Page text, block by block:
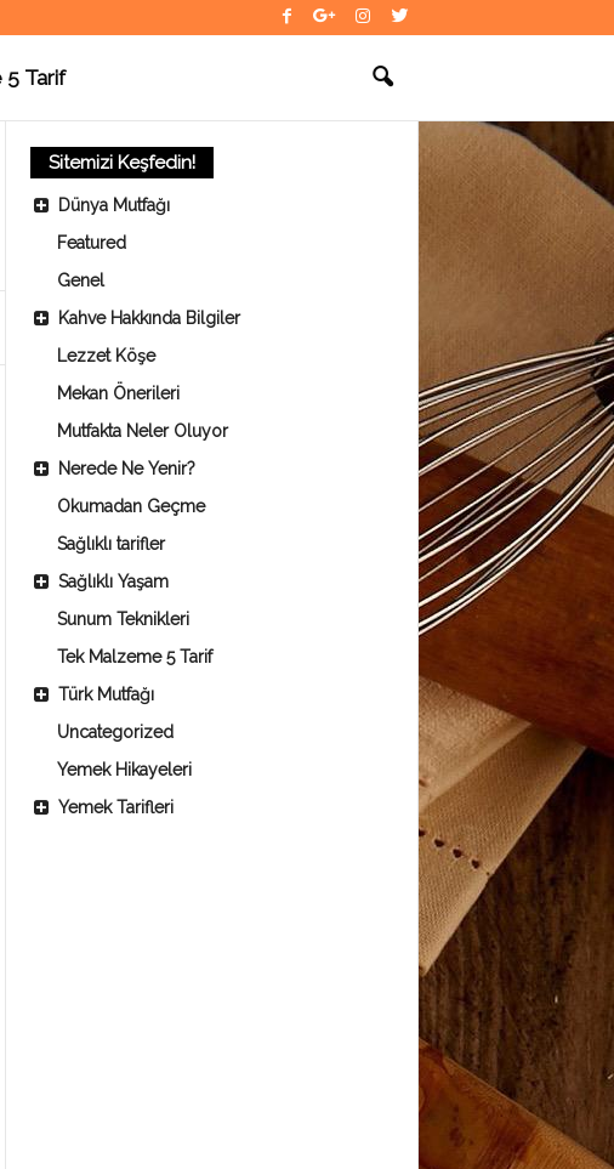
5 Tarif
Sitemizi Keşfedin!
Dünya Mutfağı
Featured
Genel
Kahve Hakkında Bilgiler
Lezzet Köşe
Mekan Önerileri
Mutfakta Neler Oluyor
Nerede Ne Yenir?
Okumadan Geçme
Sağlıklı tarifler
Sağlıklı Yaşam
Sunum Teknikleri
Tek Malzeme 5 Tarif
Türk Mutfağı
Uncategorized
Yemek Hikayeleri
Yemek Tarifleri